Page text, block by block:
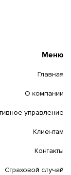
Меню
Главная
О компании
управление
Клиентам
Контакты
Страховой случай